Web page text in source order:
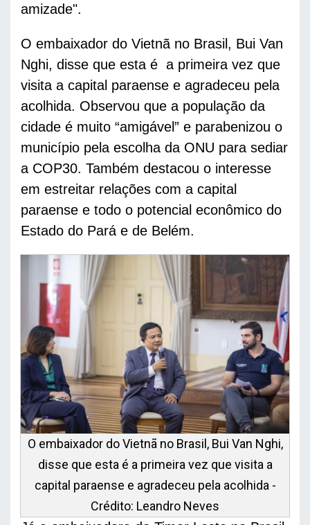
amizade".
O embaixador do Vietnã no Brasil, Bui Van
Nghi, disse que esta é  a primeira vez que
visita a capital paraense e agradeceu pela
acolhida. Observou que a população da
cidade é muito “amigável” e parabenizou o
município pela escolha da ONU para sediar
a COP30. Também destacou o interesse
em estreitar relações com a capital
paraense e todo o potencial econômico do
Estado do Pará e de Belém.
O embaixador do Vietnã no Brasil, Bui Van Nghi,
disse que esta é a primeira vez que visita a
capital paraense e agradeceu pela acolhida -
Crédito: Leandro Neves